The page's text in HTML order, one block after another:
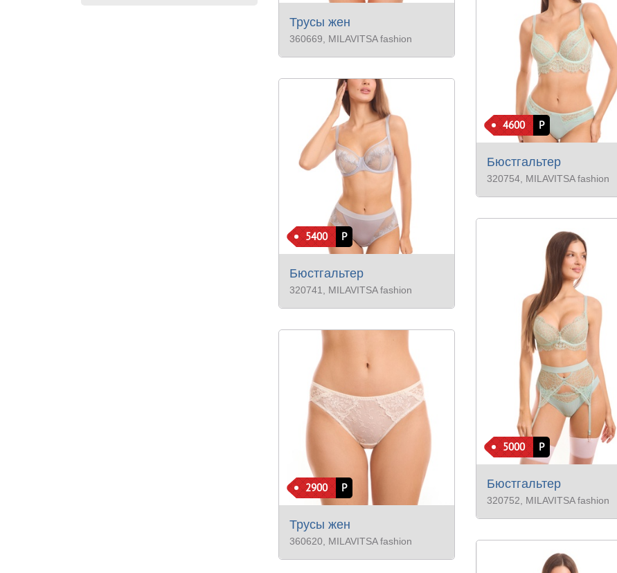
Трусы жен
360669 , MILAVITSA fashion
5400 Р
Бюстгальтер
320741 , MILAVITSA fashion
2900 Р
Трусы жен
360620 , MILAVITSA fashion
4600 Р
Бюстгальтер
320754, MILAVITSA fashion
5000 Р
Бюстгальтер
320752 , MILAVITSA fashion